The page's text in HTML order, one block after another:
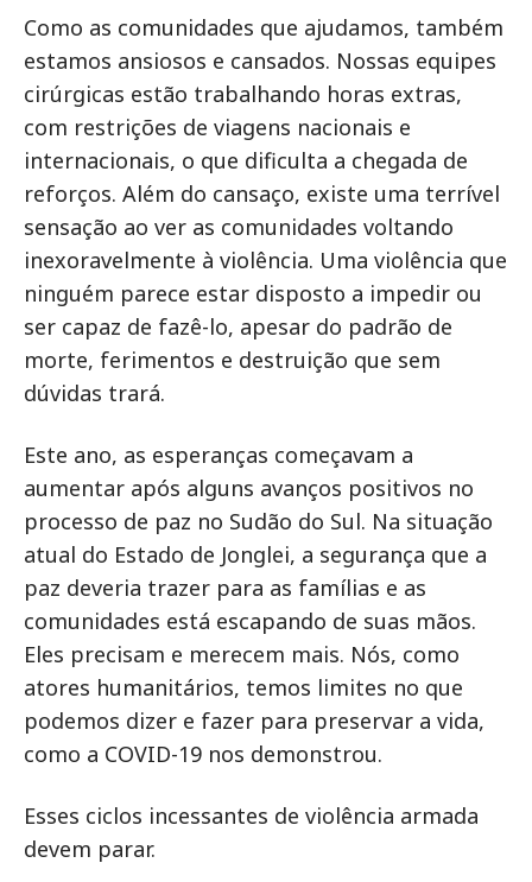
Como as comunidades que ajudamos, também
estamos ansiosos e cansados. Nossas equipes
cirúrgicas estão trabalhando horas extras,
com restrições de viagens nacionais e
internacionais, o que dificulta a chegada de
reforços. Além do cansaço, existe uma terrível
sensação ao ver as comunidades voltando
inexoravelmente à violência. Uma violência que
ninguém parece estar disposto a impedir ou
ser capaz de fazê-lo, apesar do padrão de
morte, ferimentos e destruição que sem
dúvidas trará.
Este ano, as esperanças começavam a
aumentar após alguns avanços positivos no
processo de paz no Sudão do Sul. Na situação
atual do Estado de Jonglei, a segurança que a
paz deveria trazer para as famílias e as
comunidades está escapando de suas mãos.
Eles precisam e merecem mais. Nós, como
atores humanitários, temos limites no que
podemos dizer e fazer para preservar a vida,
como a COVID-19 nos demonstrou.
Esses ciclos incessantes de violência armada
devem parar.